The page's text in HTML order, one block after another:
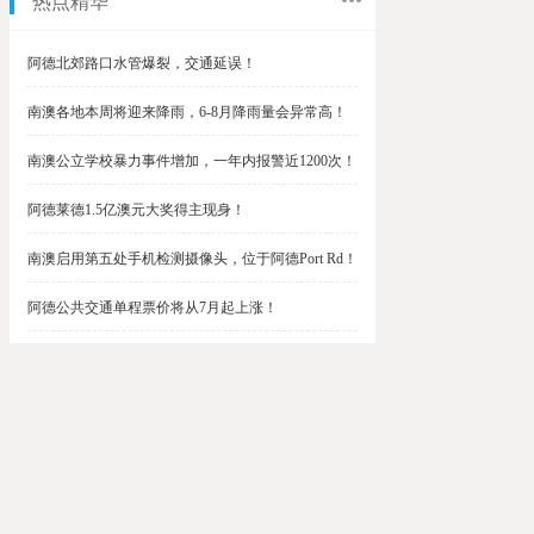
阿德北郊路口水管爆裂，交通延误！
南澳各地本周将迎来降雨，6-8月降雨量会异常高！
南澳公立学校暴力事件增加，一年内报警近1200次！
阿德莱德1.5亿澳元大奖得主现身！
南澳启用第五处手机检测摄像头，位于阿德Port Rd！
阿德公共交通单程票价将从7月起上涨！